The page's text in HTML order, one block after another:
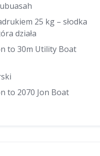
25 kg – słodka
działa
to 30m Utility Boat
to 2070 Jon Boat